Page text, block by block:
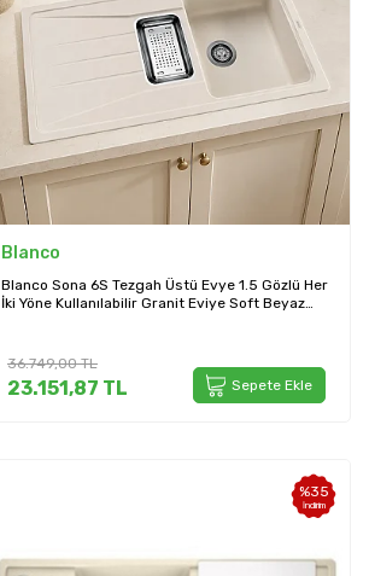
Blanco
Blanco Sona 6S Tezgah Üstü Evye 1.5 Gözlü Her
İki Yöne Kullanılabilir Granit Eviye Soft Beyaz
36.749,00TL
23.151,87 TL Sepete Ekle
%35
İndirim